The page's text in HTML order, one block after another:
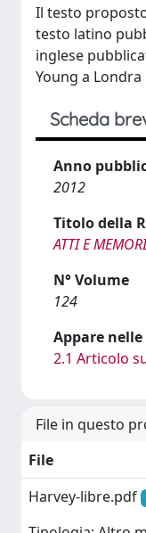
Il testo
testo latino
inglese
Young a Londra
Scheda
Anno
2012
Titolo della
ATTI E
N° Volume
124
Appare
2.1 Articolo
File in questo
File
Harvey-libre.pdf